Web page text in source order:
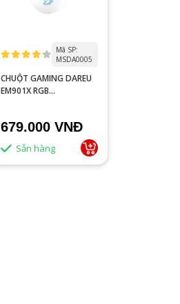
Mã SP:
MSDA0005
CHUỘT GAMING DAREU
EM901X RGB
679.000 VNĐ
Sẵn hàng